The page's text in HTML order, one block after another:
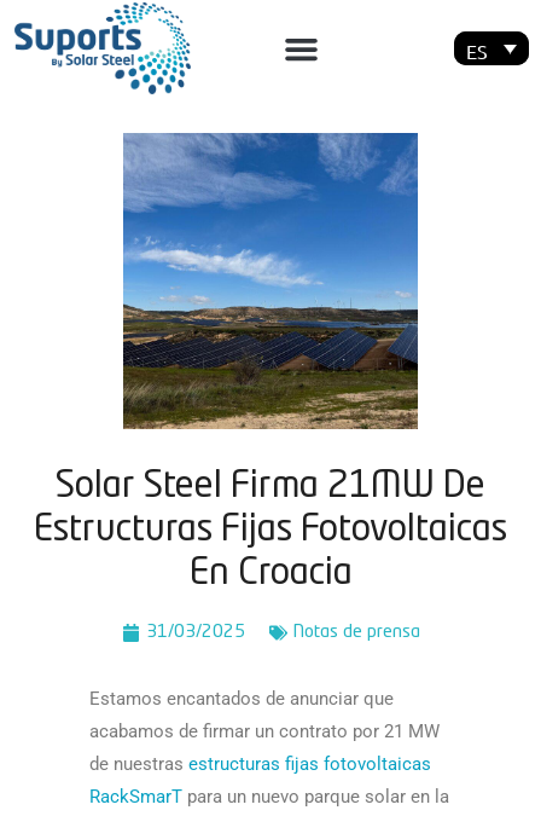
ES
Solar Steel Firma 21MW De
Estructuras Fijas Fotovoltaicas
En Croacia
31/03/2025 Notas de prensa
Estamos encantados de anunciar que
acabamos de firmar un contrato por 21 MW
de nuestras estructuras fijas fotovoltaicas
RackSmarT para un nuevo parque solar en la